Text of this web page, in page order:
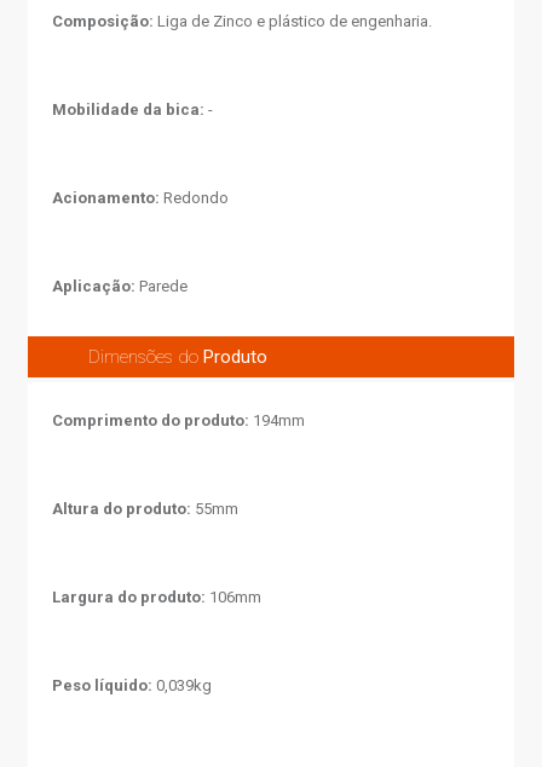
Composição: Liga de Zinco e plástico de engenharia.
Mobilidade da bica: -
Acionamento: Redondo
Aplicação: Parede
Dimensões doProduto
Comprimento do produto: 194mm
Altura do produto: 55mm
Largura do produto: 106mm
Peso líquido: 0,039kg